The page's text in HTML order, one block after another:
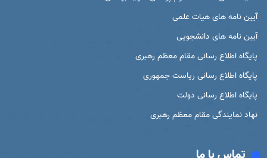
آیین نامه های هیات علمی
آیین نامه های دانشجویی
پایگاه اطلاع رسانی مقام معظم رهبری
پایگاه اطلاع رسانی ریاست جمهوری
پایگاه اطلاع رسانی دولت
نهاد نمایندگی مقام معظم رهبری